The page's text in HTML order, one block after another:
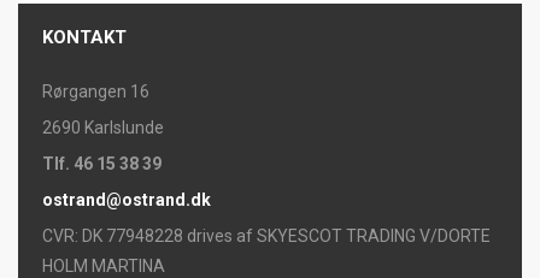
KONTAKT
Rørgangen 16
2690 Karlslunde
Tlf. 46 15 38 39
ostrand@ostrand.dk
CVR: DK 77948228 drives af SKYESCOT TRADING V/DORTE
HOLM MARTINA